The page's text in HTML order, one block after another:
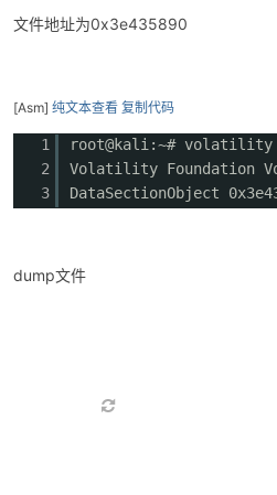
文件地址为0x3e435890
[Asm] 纯文本查看 复制代码
1
2
3
root@kali:~# volatility -
Volatility Foundation
DataSectionObject
dump文件